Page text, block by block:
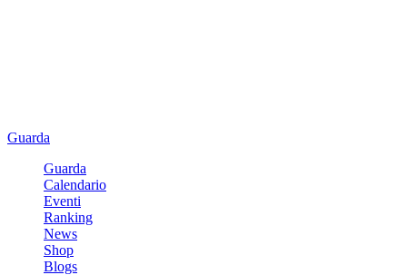
Guarda
Guarda
Calendario
Eventi
Ranking
News
Shop
Blogs